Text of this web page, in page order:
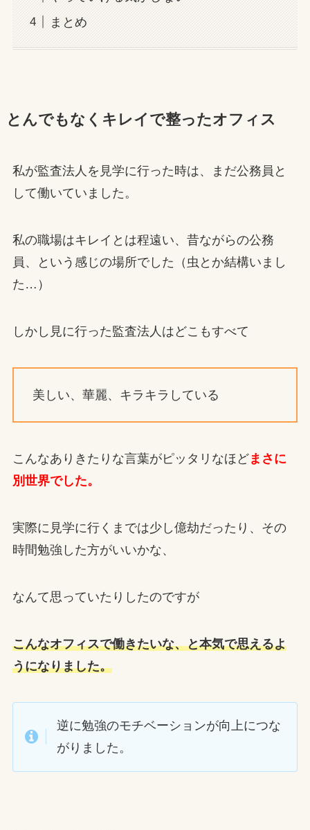
まとめ
とんでもなくキレイで整ったオフィス
私が監査法人を見学に行った時は、まだ公務員と
して働いていました。
私の職場はキレイとは程遠い、昔ながらの公務
員、という感じの場所でした（虫とか結構いまし
た…）
しかし見に行った監査法人はどこもすべて
美しい、華麗、キラキラしている
こんなありきたりな言葉がピッタリなほどまさに
別世界でした。
実際に見学に行くまでは少し億劫だったり、その
時間勉強した方がいいかな、
なんて思っていたりしたのですが
こんなオフィスで働きたいな、と本気で思えるよ
うになりました。
逆に勉強のモチベーションが向上につな
がりました。